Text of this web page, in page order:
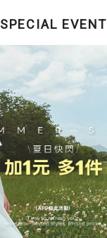
SPECIAL EVENT